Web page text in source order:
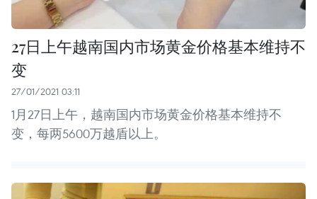
27日上午越南国内市场黄金价格基本维持不
变
27/01/2021 03:11
1月27日上午，越南国内市场黄金价格基本维持不
变，每两5600万越盾以上。